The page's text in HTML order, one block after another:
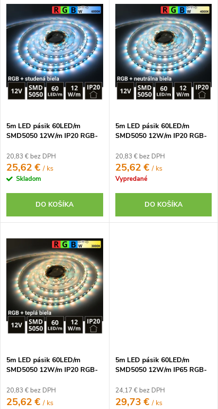
i
e
p
o
d
k
t
o
v
Najpredávanejšie
Abecedne
ý
p
p
r
o
d
k
o
v
5m LED pásik 60LED/m
SMD5050 12W/m IP20 RGB-
20,83 € bez DPH
25,62 €/ ks
Skladom
DO KOŠÍKA
5m LED pásik 60LED/m
SMD5050 12W/m IP20 RGB-
12V
20,83 € bez DPH
25,62 €/ ks
Vypredané
DO KOŠÍKA
5m LED pásik 60LED/m
SMD5050 12W/m IP20 RGB-
20,83 € bez DPH
25,62 €/ ks
5m LED pásik 60LED/m
SMD5050 12W/m IP65 RGB-
24,17 € bez DPH
29,73 €/ ks